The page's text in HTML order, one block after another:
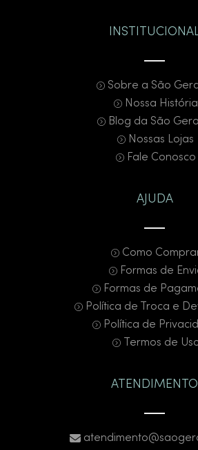
Sobre a São
Nossa História
Blog da São
Nossas Lojas
Fale Conosco
AJUDA
Como
Formas de
Formas de
Política de Troca e
Política de
Termos de
ATENDIMENTO